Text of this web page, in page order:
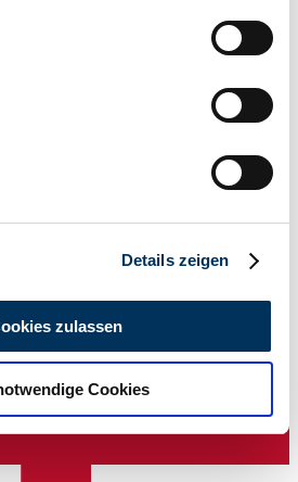
Ihre geografische Lage
(Fingerprinting) identifizieren
wie Ihre persönlichen Daten
geben wir Informationen zu Ihrer
an unsere Partner für
und Analysen weiter. Unsere
die Sie ihnen bereitgestellt
Details zeigen
zulassen
Cookies